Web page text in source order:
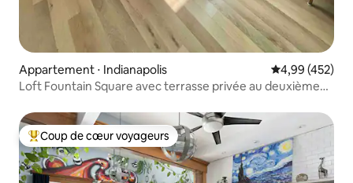
Appartement ⋅ Indianapolis Évaluation
4,99 (452)
Loft Fountain Square avec terrasse privée au deuxième
Coups de cœur voyageurs les plus appréciés
Coup de cœur voyageurs